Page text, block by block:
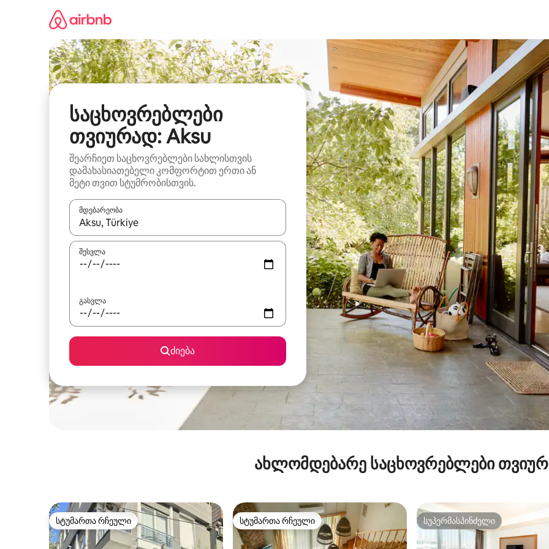
საცხოვრებლები
თვიურად: Aksu
შეარჩიეთ საცხოვრებლები სახლისთვის
დამახასიათებელი კომფორტით ერთი ან
მეტი თვით სტუმრობისთვის.
მდებარეობა
როცა შედეგები ხელმისაწვდომი გახდება, ნავიგაციისთვის გამოიყენეთ კლავიშები ზემოთ/ქვემოთ მიმართული
შესვლა
გასვლა
ძიება
ახლომდებარე საცხოვრებლები
სტუმართა რჩეული
სტუმართა რჩეული სტუმართა რჩეული
სტუმართა რჩეული სუპერმასპინძელი
სუპერმასპინძელი